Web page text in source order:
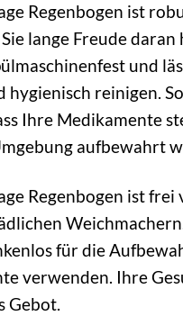
Regenbogen ist
lange Freude daran
und
hygienisch reinigen.
Ihre Medikamente
aufbewahrt
Regenbogen ist frei
für die
verwenden. Ihre
Gebot.